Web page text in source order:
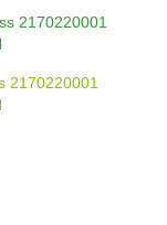
2170220001